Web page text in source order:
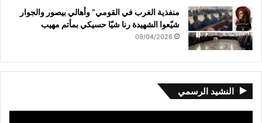
منفذية الغرب في القومي” وأهالي بيصور والجوار
شيّعوا الشهيدة رنا شيّا حسيكي بمأتم مهيب
09/04/2026
النشيد الرسمي